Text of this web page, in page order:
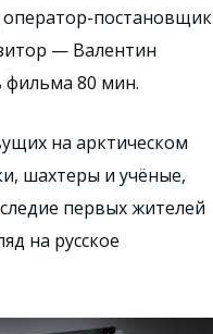
оператор-постановщик
— Валентин
80 мин.
на арктическом
шахтеры и учёные,
первых жителей
на русское